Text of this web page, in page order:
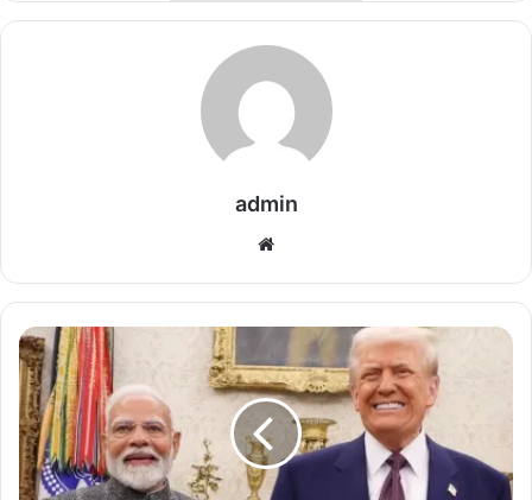
admin
te
ट्रं
प
के
टै
रि
फ
से